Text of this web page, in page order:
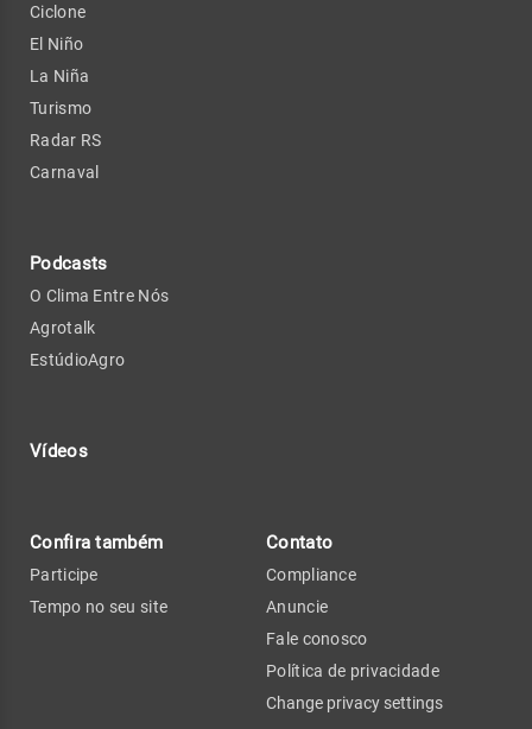
Ciclone
El Niño
La Niña
Turismo
Radar RS
Carnaval
Podcasts
O Clima Entre Nós
Agrotalk
EstúdioAgro
Vídeos
Confira também
Participe
Tempo no seu site
Contato
Compliance
Anuncie
Fale conosco
Política de privacidade
Change privacy settings